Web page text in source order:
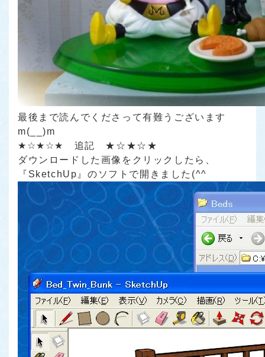
最後まで読んでくださって有難うございます
m(__)m
★☆★☆★ 追記 ★☆★☆★
ダウンロードした画像をクリックしたら、
『SketchUp』のソフトで開きました(^^ゞ